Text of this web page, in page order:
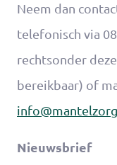
Neem dan
telefonisch via
rechtsonder
bereikbaar) of
Nieuwsbrief